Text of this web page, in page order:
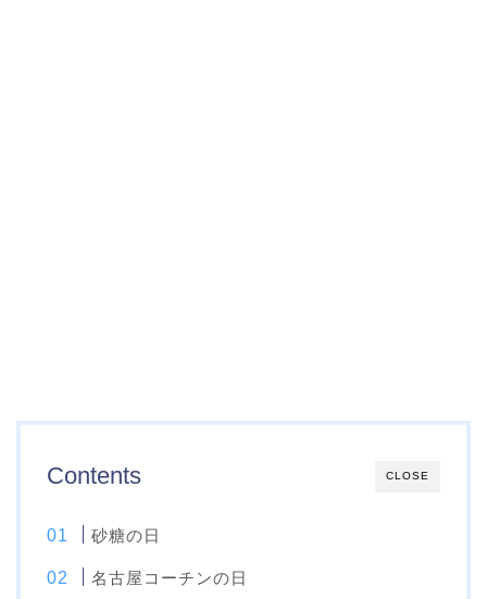
CLOSE
Contents
砂糖の日
名古屋コーチンの日